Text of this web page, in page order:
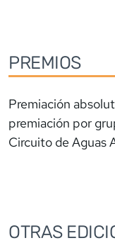
PREMIOS
Premiación
premiación por
Circuito de Aguas
OTRAS